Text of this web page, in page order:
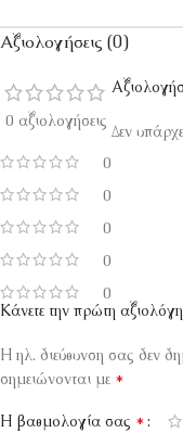
Αξιολογήσεις (0)
0 αξιολογήσεις
0
0
0
0
0
Δεν
Κάνετε την πρώτη
Η ηλ. διεύθυνση σας δεν
σημειώνονται με *
Η βαθμολογία σας *